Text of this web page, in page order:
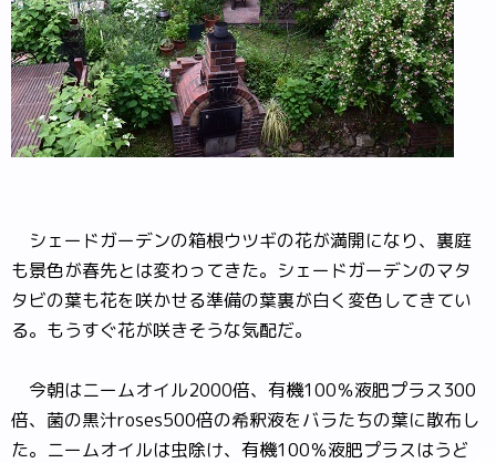
シェードガーデンの箱根ウツギの花が満開になり、裏庭
も景色が春先とは変わってきた。シェードガーデンのマタ
タビの葉も花を咲かせる準備の葉裏が白く変色してきてい
る。もうすぐ花が咲きそうな気配だ。
今朝はニームオイル2000倍、有機100％液肥プラス300
倍、菌の黒汁roses500倍の希釈液をバラたちの葉に散布し
た。ニームオイルは虫除け、有機100％液肥プラスはうど